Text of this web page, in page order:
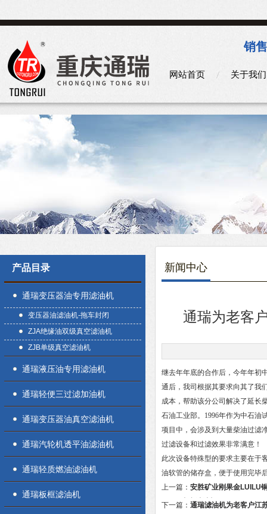
销
网站首页 关于我们
产品目录
通瑞变压器油专用滤油机
变压器油滤油机-拖车封闭
ZJA绝缘油双级真空滤油机
ZJB单级真空滤油机
通瑞液压油专用滤油机
通瑞轻便三过滤加油机
通瑞变压器油真空滤油机
通瑞汽轮机透平油滤油机
通瑞轻质燃油滤油机
通瑞板框滤油机
新闻中心
通瑞为老客
继去年年底的合作后，今年年初
通后，我司根据其要求向其了我
成本，帮助该分公司解决了延长
石油工业部。1996年作为中石油
项目中，会涉及到大量柴油过滤
过滤设备和过滤效果非常满意！
此次设备特殊型的要求主要在于
油软管的储存盒，便于使用完毕
上一篇： 安胜矿业刚果金LUILU
100双真空滤油机
下一篇： 通瑞滤油机为老客户江